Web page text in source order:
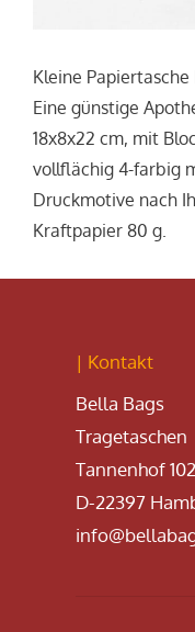
Kleine
Eine günstige
18x8x22 cm, mit
vollflächig 4-farbig
Druckmotive nach
Kraftpapier 80 g.
| Kontakt
Bella Bags
Tragetaschen
Tannenhof 102
D-22397